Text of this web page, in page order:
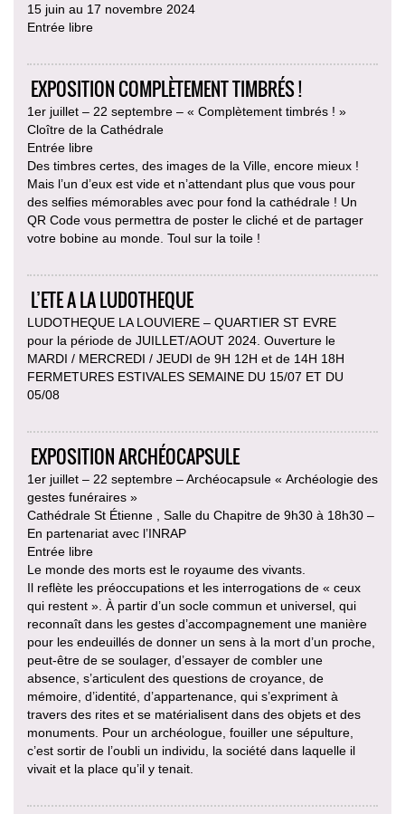
15 juin au 17 novembre 2024
Entrée libre
EXPOSITION COMPLÈTEMENT TIMBRÉS !
1er juillet – 22 septembre – « Complètement timbrés ! »
Cloître de la Cathédrale
Entrée libre
Des timbres certes, des images de la Ville, encore mieux !
Mais l’un d’eux est vide et n’attendant plus que vous pour
des selfies mémorables avec pour fond la cathédrale ! Un
QR Code vous permettra de poster le cliché et de partager
votre bobine au monde. Toul sur la toile !
L’ETE A LA LUDOTHEQUE
LUDOTHEQUE LA LOUVIERE – QUARTIER ST EVRE
pour la période de JUILLET/AOUT 2024. Ouverture le
MARDI / MERCREDI / JEUDI de 9H 12H et de 14H 18H
FERMETURES ESTIVALES SEMAINE DU 15/07 ET DU
05/08
EXPOSITION ARCHÉOCAPSULE
1er juillet – 22 septembre – Archéocapsule « Archéologie des
gestes funéraires »
Cathédrale St Étienne , Salle du Chapitre de 9h30 à 18h30 –
En partenariat avec l’INRAP
Entrée libre
Le monde des morts est le royaume des vivants.
Il reflète les préoccupations et les interrogations de « ceux
qui restent ». À partir d’un socle commun et universel, qui
reconnaît dans les gestes d’accompagnement une manière
pour les endeuillés de donner un sens à la mort d’un proche,
peut-être de se soulager, d’essayer de combler une
absence, s’articulent des questions de croyance, de
mémoire, d’identité, d’appartenance, qui s’expriment à
travers des rites et se matérialisent dans des objets et des
monuments. Pour un archéologue, fouiller une sépulture,
c’est sortir de l’oubli un individu, la société dans laquelle il
vivait et la place qu’il y tenait.